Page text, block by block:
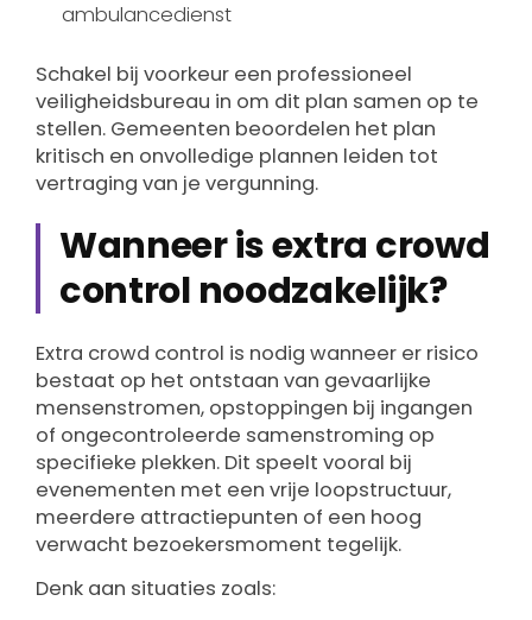
ambulancedienst
Schakel bij voorkeur een professioneel
veiligheidsbureau in om dit plan samen op te
stellen. Gemeenten beoordelen het plan
kritisch en onvolledige plannen leiden tot
vertraging van je vergunning.
Wanneer is extra crowd
control noodzakelijk?
Extra crowd control is nodig wanneer er risico
bestaat op het ontstaan van gevaarlijke
mensenstromen, opstoppingen bij ingangen
of ongecontroleerde samenstroming op
specifieke plekken. Dit speelt vooral bij
evenementen met een vrije loopstructuur,
meerdere attractiepunten of een hoog
verwacht bezoekersmoment tegelijk.
Denk aan situaties zoals: